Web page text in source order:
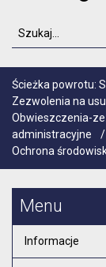
Szukaj
Ścieżka powrotu:
Zezwolenia na
Obwieszczenia-
administracyjne
/
Ochrona
Menu
Informacje